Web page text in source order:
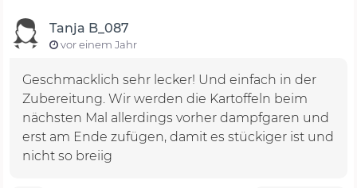
Tanja B_087
vor einem Jahr
Geschmacklich sehr lecker! Und einfach in der
Zubereitung. Wir werden die Kartoffeln beim
nächsten Mal allerdings vorher dampfgaren und
erst am Ende zufügen, damit es stückiger ist und
nicht so breiig